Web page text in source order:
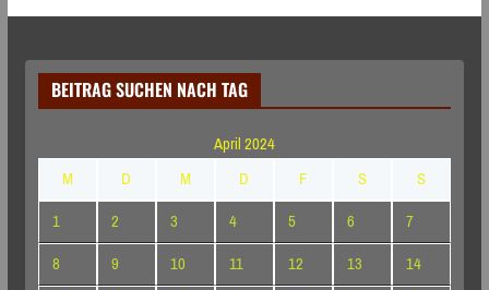
BEITRAG SUCHEN NACH TAG
April 2024
M
D M D F S
S
1
2 3 4 5 6
7
8
9 10 11 12 13
14